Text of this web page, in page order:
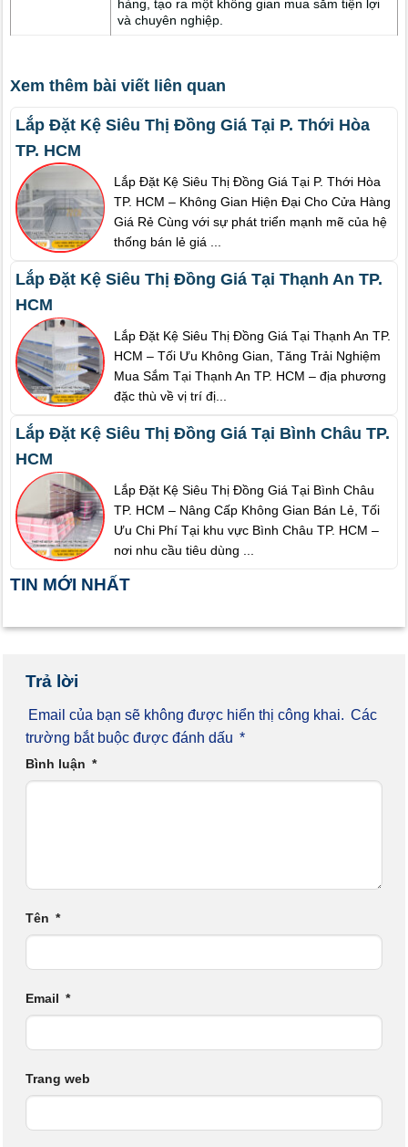
hàng, tạo ra một không gian mua sắm tiện lợi
và chuyên nghiệp.
Xem thêm bài viết liên quan
Lắp Đặt Kệ Siêu Thị Đồng Giá Tại P. Thới Hòa
TP. HCM
Lắp Đặt Kệ Siêu Thị Đồng Giá Tại P. Thới Hòa
TP. HCM – Không Gian Hiện Đại Cho Cửa Hàng
Giá Rẻ Cùng với sự phát triển mạnh mẽ của hệ
thống bán lẻ giá ...
Lắp Đặt Kệ Siêu Thị Đồng Giá Tại Thạnh An TP.
HCM
Lắp Đặt Kệ Siêu Thị Đồng Giá Tại Thạnh An TP.
HCM – Tối Ưu Không Gian, Tăng Trải Nghiệm
Mua Sắm Tại Thạnh An TP. HCM – địa phương
đặc thù về vị trí đị...
Lắp Đặt Kệ Siêu Thị Đồng Giá Tại Bình Châu TP.
HCM
Lắp Đặt Kệ Siêu Thị Đồng Giá Tại Bình Châu
TP. HCM – Nâng Cấp Không Gian Bán Lẻ, Tối
Ưu Chi Phí Tại khu vực Bình Châu TP. HCM –
nơi nhu cầu tiêu dùng ...
TIN MỚI NHẤT
Trả lời
Email của bạn sẽ không được hiển thị công khai. Các
trường bắt buộc được đánh dấu *
Bình luận *
Tên *
Email *
Trang web